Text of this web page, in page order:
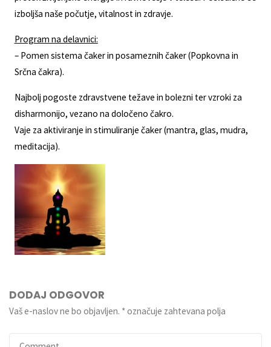
izboljša naše počutje, vitalnost in zdravje.
Program na delavnici:
– Pomen sistema čaker in posameznih čaker (Popkovna in
Srčna čakra).
Najbolj pogoste zdravstvene težave in bolezni ter vzroki za
disharmonijo, vezano na določeno čakro.
Vaje za aktiviranje in stimuliranje čaker (mantra, glas, mudra,
meditacija).
DODAJ ODGOVOR
Vaš e-naslov ne bo objavljen. *označuje zahtevana polja